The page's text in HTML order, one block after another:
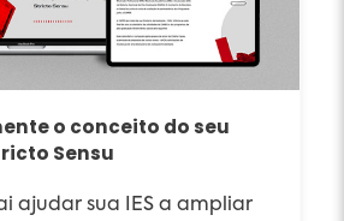
o conceito do seu
Sensu
ajudar sua IES a ampliar